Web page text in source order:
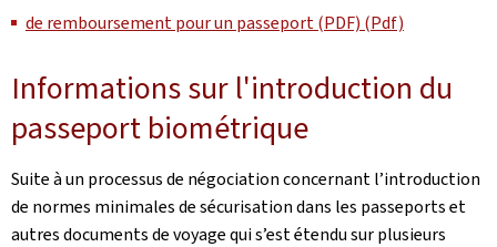
de remboursement pour un passeport (PDF) (Pdf)
Informations sur l'introduction du
passeport biométrique
Suite à un processus de négociation concernant l’introduction
de normes minimales de sécurisation dans les passeports et
autres documents de voyage qui s’est étendu sur plusieurs